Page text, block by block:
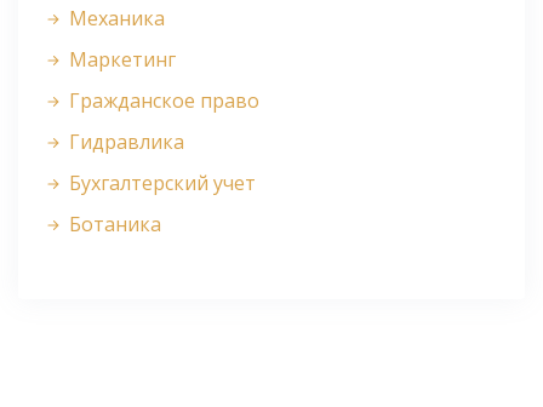
Механика
Маркетинг
Гражданское право
Гидравлика
Бухгалтерский учет
Ботаника